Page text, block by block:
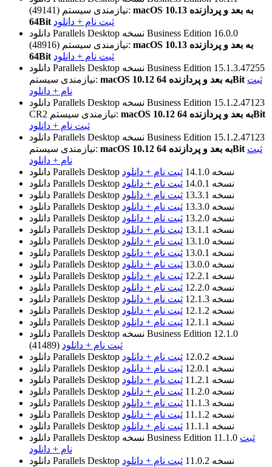
(49141)
نیازمندی سیستم: macOS 10.13 به بعد و پردازنده
64Bit ثبت نام + دانلود
دانلود Parallels Desktop نسخه Business Edition 16.0.0
(48916)
نیازمندی سیستم: macOS 10.13 به بعد و پردازنده
64Bit ثبت نام + دانلود
دانلود Parallels Desktop
نسخه Business Edition 15.1.3.47255
نیازمندی سیستم:
macOS 10.12 به بعد و پردازنده 64Bit ثبت
نام + دانلود
دانلود Parallels Desktop نسخه Business Edition 15.1.2.47123
CR2
نیازمندی سیستم:
macOS 10.12 به بعد و پردازنده 64Bit
ثبت نام + دانلود
دانلود Parallels Desktop
نسخه Business Edition 15.1.2.47123
نیازمندی سیستم:
macOS 10.12 به بعد و پردازنده 64Bit ثبت
نام + دانلود
دانلود Parallels Desktop
نسخه 14.1.0
ثبت نام + دانلود
دانلود Parallels Desktop
نسخه 14.0.1
ثبت نام + دانلود
دانلود Parallels Desktop
نسخه 13.3.1
ثبت نام + دانلود
دانلود Parallels Desktop
نسخه 13.3.0
ثبت نام + دانلود
دانلود Parallels Desktop
نسخه 13.2.0
ثبت نام + دانلود
دانلود Parallels Desktop
نسخه 13.1.1
ثبت نام + دانلود
دانلود Parallels Desktop
نسخه 13.1.0
ثبت نام + دانلود
دانلود Parallels Desktop
نسخه 13.0.1
ثبت نام + دانلود
دانلود Parallels Desktop
نسخه 13.0.0
ثبت نام + دانلود
دانلود Parallels Desktop
نسخه 12.2.1
ثبت نام + دانلود
دانلود Parallels Desktop
نسخه 12.2.0
ثبت نام + دانلود
دانلود Parallels Desktop
نسخه 12.1.3
ثبت نام + دانلود
دانلود Parallels Desktop
نسخه 12.1.2
ثبت نام + دانلود
دانلود Parallels Desktop
نسخه 12.1.1
ثبت نام + دانلود
دانلود Parallels Desktop نسخه Business Edition 12.1.0
(41489) ثبت نام + دانلود
دانلود Parallels Desktop
نسخه 12.0.2
ثبت نام + دانلود
دانلود Parallels Desktop
نسخه 12.0.1
ثبت نام + دانلود
دانلود Parallels Desktop
نسخه 11.2.1
ثبت نام + دانلود
دانلود Parallels Desktop
نسخه 11.2.0
ثبت نام + دانلود
دانلود Parallels Desktop
نسخه 11.1.3
ثبت نام + دانلود
دانلود Parallels Desktop
نسخه 11.1.2
ثبت نام + دانلود
دانلود Parallels Desktop
نسخه 11.1.1
ثبت نام + دانلود
دانلود Parallels Desktop
نسخه Business Edition 11.1.0 ثبت
نام + دانلود
دانلود Parallels Desktop
نسخه 11.0.2 ثبت نام + دانلود